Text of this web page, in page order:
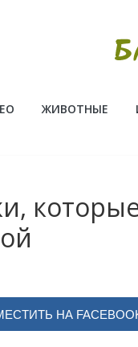
ЖИВОТНЫЕ
НА